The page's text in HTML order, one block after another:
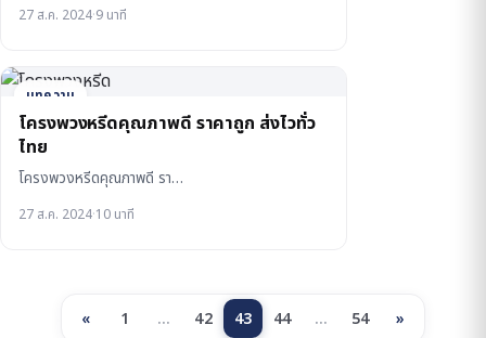
27 ส.ค. 2024·9 นาที
บทความ
โครงพวงหรีดคุณภาพดี ราคาถูก ส่งไวทั่ว
ไทย
โครงพวงหรีดคุณภาพดี รา…
27 ส.ค. 2024·10 นาที
« 1 … 42 43 44 … 54 »